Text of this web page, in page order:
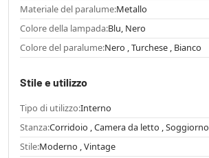
Materiale del paralume:Metallo
Colore della lampada:Blu, Nero
Colore del paralume:Nero , Turchese , Bianco
Stile e utilizzo
Tipo di utilizzo:Interno
Stanza:Corridoio , Camera da letto , Soggiorno
Stile:Moderno , Vintage